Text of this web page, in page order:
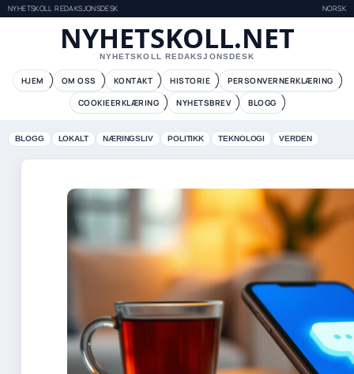
NYHETSKOLL REDAKSJONSDESK NORSK
NYHETSKOLL.NET
NYHETSKOLL REDAKSJONSDESK
HJEM OM OSS KONTAKT HISTORIE
PERSONVERNERKLÆRING
COOKIEERKLÆRING
NYHETSBREV BLOGG
BLOGG LOKALT NÆRINGSLIV POLITIKK TEKNOLOGI VERDEN